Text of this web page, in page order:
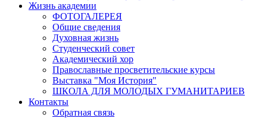
Жизнь академии
ФОТОГАЛЕРЕЯ
Общие сведения
Духовная жизнь
Студенческий совет
Академический хор
Православные просветительские курсы
Выставка "Моя История"
ШКОЛА ДЛЯ МОЛОДЫХ ГУМАНИТАРИЕВ
Контакты
Обратная связь